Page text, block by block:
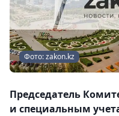
Фото: zakon.kz
Председатель
и специальным